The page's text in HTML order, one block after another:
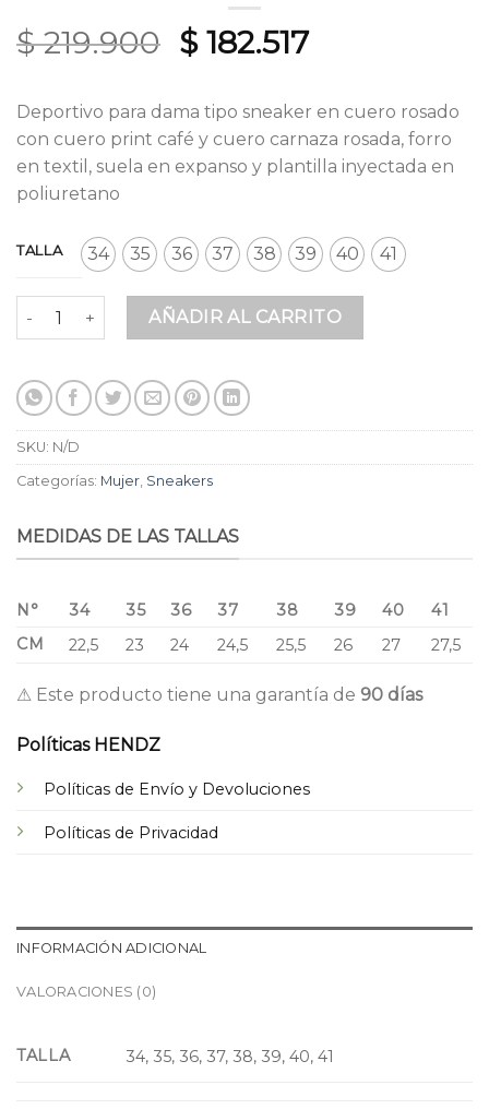
$219.900 Original
was:
$ 219.900.
$182.517Current
is:
$ 182.517.
Deportivo para dama tipo sneaker en cuero rosado
con cuero print café y cuero carnaza rosada, forro
en textil, suela en expanso y plantilla inyectada en
poliuretano
TALLA 34 35 36 37 38 39 40 41
Tenis H Rosado Cuero cantidad
AÑADIR AL CARRITO
SKU: N/D
Categorías: Mujer, Sneakers
MEDIDAS DE LAS TALLAS
N° 34 35 36 37 38 39 40
41
CM
22,5 23 24 24,5 25,5 26 27 27,5
⚠ Este producto tiene una garantía de 90 días
Políticas HENDZ
Políticas de Envío y Devoluciones
Políticas de Privacidad
INFORMACIÓN ADICIONAL
VALORACIONES (0)
TALLA 34, 35, 36, 37, 38, 39, 40, 41